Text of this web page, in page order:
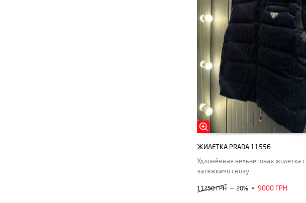
ЖИЛЕТКА PRADA 11556
Удлинённая вельветовая жилетка с
затяжками снизу
11250 ГРН — 20% = 9000 ГРН